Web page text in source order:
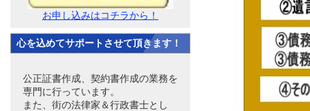
お申し込みはコチラから！
心を込めてサポートさせて頂きます！
公正証書作成、契約書作成の業務を
専門に行っています。
また、街の法律家＆行政書士とし